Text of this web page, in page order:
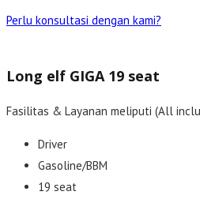
Perlu konsultasi dengan kami?
Long elf GIGA 19 seat
Fasilitas & Layanan meliputi (All
Driver
Gasoline/BBM
19 seat